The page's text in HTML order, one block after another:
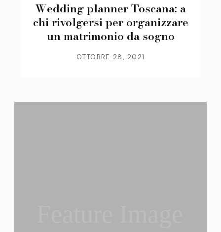
Wedding planner Toscana: a
chi rivolgersi per organizzare
un matrimonio da sogno
OTTOBRE 28, 2021